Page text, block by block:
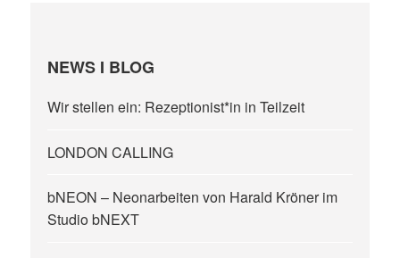
NEWS I BLOG
Wir stellen ein: Rezeptionist*in in Teilzeit
LONDON CALLING
bNEON – Neonarbeiten von Harald Kröner im
Studio bNEXT